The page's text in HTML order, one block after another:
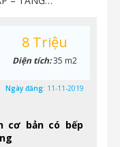
cơ bản có bếp
8 Triệu
Diện tích:35 m2
Ngày đăng: 11-11-2019